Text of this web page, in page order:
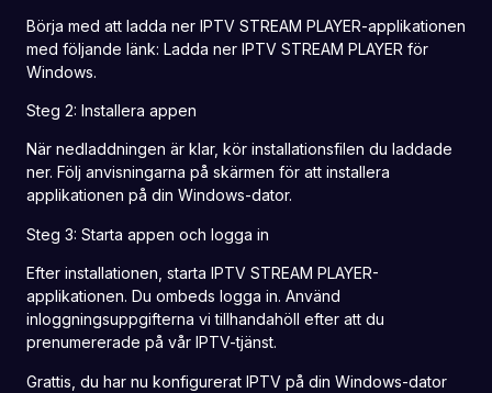
Börja med att ladda ner IPTV STREAM PLAYER-applikationen
med följande länk: Ladda ner IPTV STREAM PLAYER för
Windows.
Steg 2: Installera appen
När nedladdningen är klar, kör installationsfilen du laddade
ner. Följ anvisningarna på skärmen för att installera
applikationen på din Windows-dator.
Steg 3: Starta appen och logga in
Efter installationen, starta IPTV STREAM PLAYER-
applikationen. Du ombeds logga in. Använd
inloggningsuppgifterna vi tillhandahöll efter att du
prenumererade på vår IPTV-tjänst.
Grattis, du har nu konfigurerat IPTV på din Windows-dator